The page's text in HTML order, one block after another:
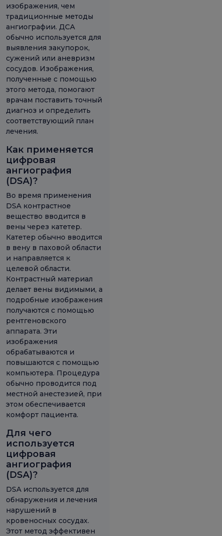
изображения, чем
традиционные методы
ангиографии. ДСА
обычно используется для
выявления закупорок,
сужений или аневризм
сосудов. Изображения,
полученные с помощью
этого метода, помогают
врачам поставить точный
диагноз и определить
соответствующий план
лечения.
Как применяется
цифровая
ангиография
(DSA)?
Во время применения
DSA контрастное
вещество вводится в
вены через катетер.
Катетер обычно вводится
в вену в паховой области
и направляется к
целевой области.
Контрастный материал
делает вены видимыми, а
подробные изображения
получаются с помощью
рентгеновского
аппарата. Эти
изображения
обрабатываются и
повышаются с помощью
компьютера. Процедура
обычно проводится под
местной анестезией, при
этом обеспечивается
комфорт пациента.
Для чего
используется
цифровая
ангиография
(DSA)?
DSA используется для
обнаружения и лечения
нарушений в
кровеносных сосудах.
Этот метод эффективен